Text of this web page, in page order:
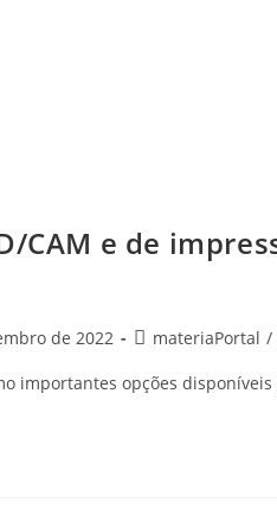
CAM e de
de 2022 materiaPortal /
importantes opções